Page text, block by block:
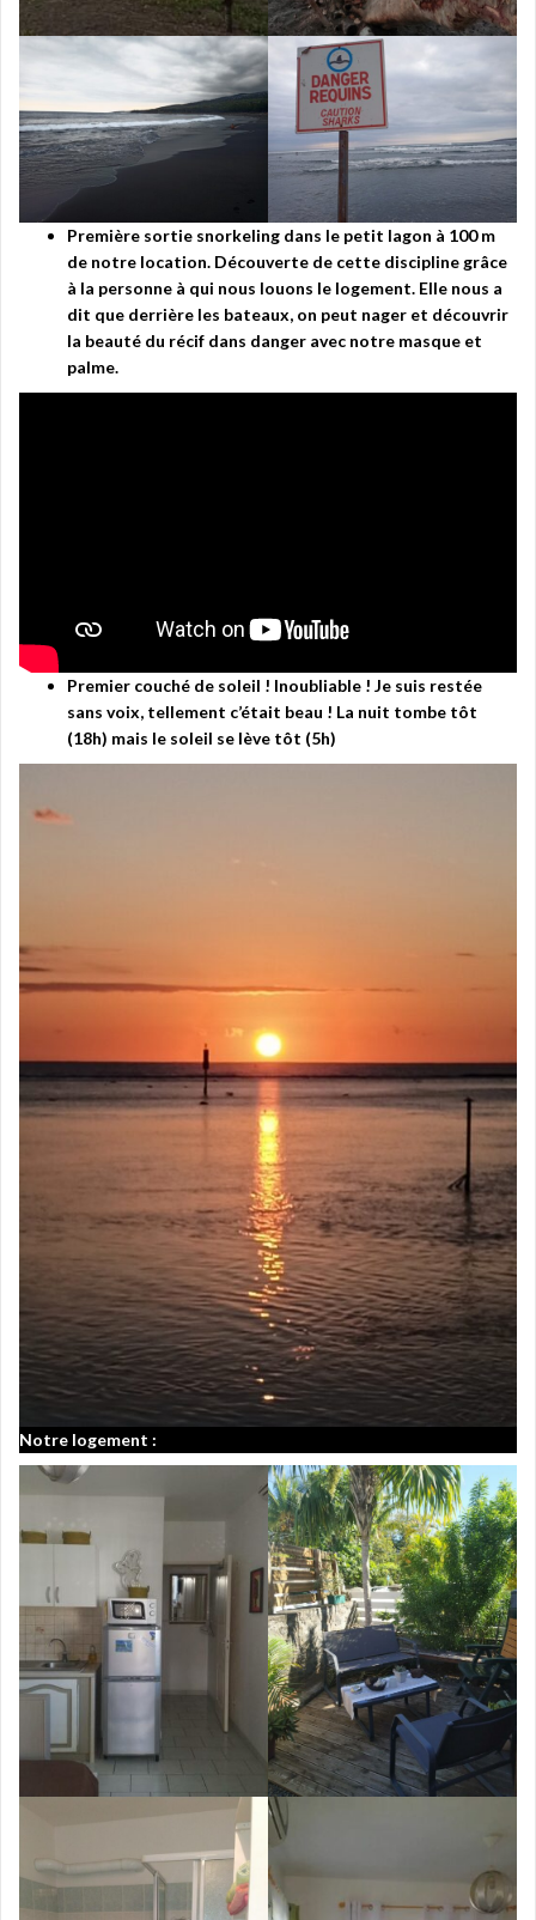
Première sortie snorkeling dans le petit lagon à 100 m
de notre location. Découverte de cette discipline grâce
à la personne à qui nous louons le logement. Elle nous a
dit que derrière les bateaux, on peut nager et découvrir
la beauté du récif dans danger avec notre masque et
palme.
Premier couché de soleil ! Inoubliable ! Je suis restée
sans voix, tellement c’était beau ! La nuit tombe tôt
(18h) mais le soleil se lève tôt (5h)
Notre logement :